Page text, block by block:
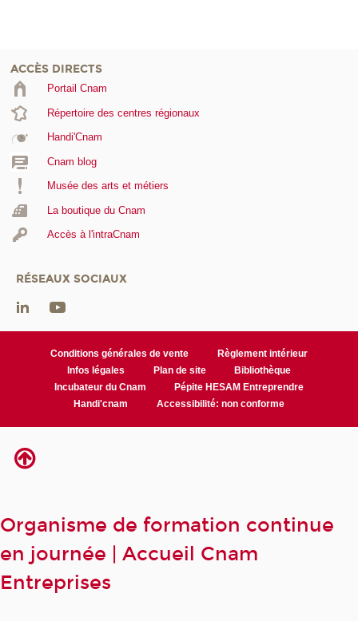
ACCÈS DIRECTS
Portail Cnam
Répertoire des centres régionaux
Handi'Cnam
Cnam blog
Musée des arts et métiers
La boutique du Cnam
Accès à l'intraCnam
RÉSEAUX SOCIAUX
Conditions générales de vente
Règlement intérieur
Infos légales
Plan de site
Bibliothèque
Incubateur du Cnam
Pépite HESAM Entreprendre
Handi'cnam
Accessibilité: non conforme
Organisme de formation continue
en journée | Accueil Cnam
Entreprises